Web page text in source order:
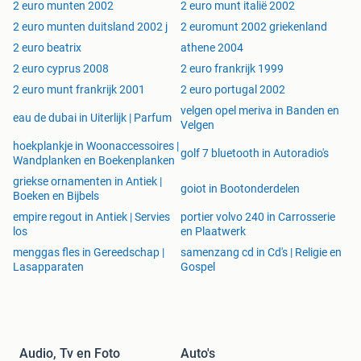
Slovenië 2026 - Ivan Cankar - 2,70 euro
Slowakije 2026 - Culturele hoofdstad Trenín - 2,70 euro
Slowakije 2026 - EK winst 1976 - 2,70 euro
Spanje 2026 – Klooster van Poblet – 2,90 euro
2025
Andorra 2025 - Lammergier - coincard - 19,00 euro
Andorra 2025 - Spelen Kleine Staten - coincard - 19,00 euro
België 2025 - Spa Francorchamps - coincard - 9,75 euro
Duitsland 2025 – 35 jaar Eenheid - serie ADFGJ - 12,50
euro
Duitsland 2025 – 35 jaar Eenheid - losse munt - 2,70 euro
Estland 2025 - Estse taal - 2,70 euro
Finland 2025 - Fins-Zweedse atletiekspelen - coincard -
10,25 euro
2 euro munten 2002
2 euro munt italië 2002
2 euro munten duitsland 2002 j
2 euromunt 2002 griekenland
2 euro beatrix
athene 2004
2 euro cyprus 2008
2 euro frankrijk 1999
2 euro munt frankrijk 2001
2 euro portugal 2002
eau de dubai in Uiterlijk | Parfum
velgen opel meriva in Banden en
Velgen
hoekplankje in Woonaccessoires |
Wandplanken en Boekenplanken
golf 7 bluetooth in Autoradio's
griekse ornamenten in Antiek |
Boeken en Bijbels
goiot in Bootonderdelen
empire regout in Antiek | Servies
los
portier volvo 240 in Carrosserie
en Plaatwerk
menggas fles in Gereedschap |
Lasapparaten
samenzang cd in Cd's | Religie en
Gospel
Audio, Tv en Foto Auto's